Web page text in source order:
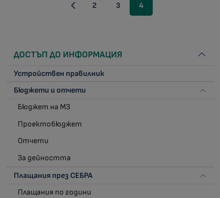
2 3 4
ДОСТЪП ДО ИНФОРМАЦИЯ
Устройствен правилник
Бюджети и отчети
Бюджет на МЗ
Проектобюджет
Отчети
За дейността
Плащания през СЕБРА
Плащания по години